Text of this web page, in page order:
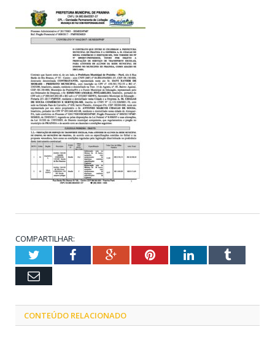
COMPARTILHAR:
TwitterFacebookGoogle+PinterestLinkedInTumblr
Email
CONTEÚDO RELACIONADO